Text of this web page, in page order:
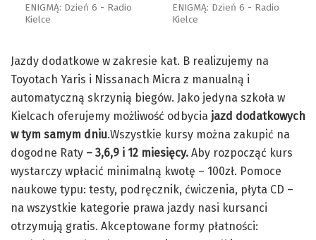
Jazdy dodatkowe w zakresie kat. B realizujemy na
Toyotach Yaris i Nissanach Micra z manualną i
automatyczną skrzynią biegów. Jako jedyna szkoła w
Kielcach oferujemy możliwość odbycia jazd dodatkowych
w tym samym dniu‎.Wszystkie kursy można zakupić na
dogodne Raty – 3,6,9 i 12 miesięcy. Aby rozpocząć kurs
wystarczy wpłacić minimalną kwotę – 100zł. Pomoce
naukowe typu: testy, podręcznik, ćwiczenia, płyta CD –
na wszystkie kategorie prawa jazdy nasi kursanci
otrzymują gratis. Akceptowane formy płatności‎: